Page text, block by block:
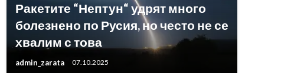
Ракетите “Нептун“ удрят много
болезнено по Русия, но често не се
хвалим с това
admin_zarata 07.10.2025